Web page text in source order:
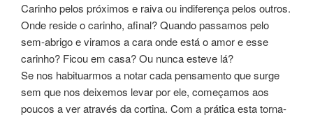
Carinho pelos próximos e raiva ou indiferença pelos outros.
Onde reside o carinho, afinal? Quando passamos pelo
sem-abrigo e viramos a cara onde está o amor e esse
carinho? Ficou em casa? Ou nunca esteve lá?
Se nos habituarmos a notar cada pensamento que surge
sem que nos deixemos levar por ele, começamos aos
poucos a ver através da cortina. Com a prática esta torna-